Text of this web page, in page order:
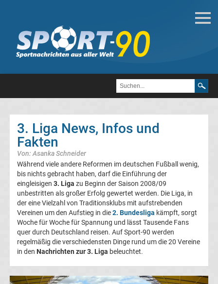
Fußball
Bundesliga
3.
Liga
DFB-
Pokal
Champions
League
Europa
3. Liga News, Infos und
Fakten
Von: Asanka Schneider
Während viele andere Reformen im deutschen Fußball wenig,
bis nichts gebracht haben, darf die Einführung der
eingleisigen 3. Liga zu Beginn der Saison 2008/09
unbestritten als großer Erfolg gewertet werden. Die Liga, in
der eine Vielzahl von Traditionsklubs mit aufstrebenden
Vereinen um den Aufstieg in die2. Bundesliga kämpft, sorgt
Woche für Woche für Spannung und lässt Tausende Fans
quer durch Deutschland reisen. Auf Sport-90 werden
regelmäßig die verschiedensten Dinge rund um die 20 Vereine
in den Nachrichten zur 3. Liga beleuchtet.